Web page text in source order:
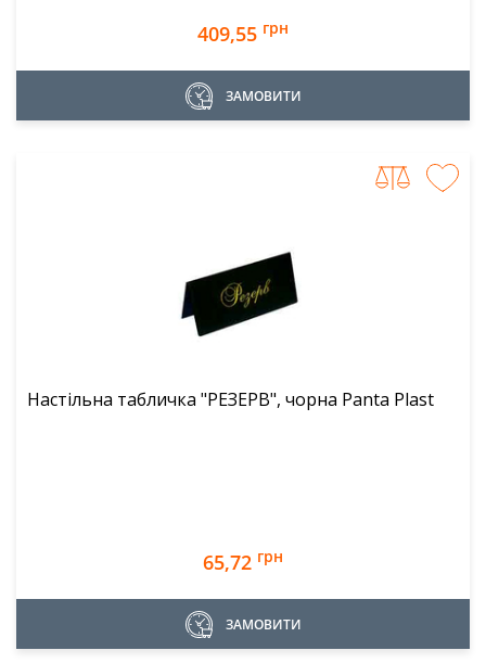
409,55 грн
ЗАМОВИТИ
Настільна табличка "РЕЗЕРВ", чорна Panta Plast
65,72 грн
ЗАМОВИТИ